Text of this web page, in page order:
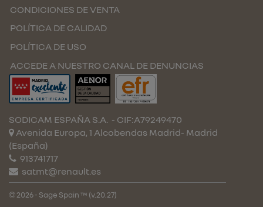
CONDICIONES DE VENTA
POLÍTICA DE CALIDAD
POLÍTICA DE USO
ACCEDE A NUESTRO CANAL DE DENUNCIAS
SODICAM ESPAÑA S.A. - CIF:A79249470
Avenida Europa, 1 Alcobendas Madrid- Madrid
(España)
913741717
satmt@renault.es
© 2026 - Sage Spain ™ (v.20.27)